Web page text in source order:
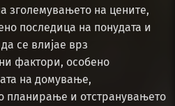
зголемувањето на цените,
последица на понудата и
се влијае врз
фактори, особено
на домување,
планирање и отстранувањето